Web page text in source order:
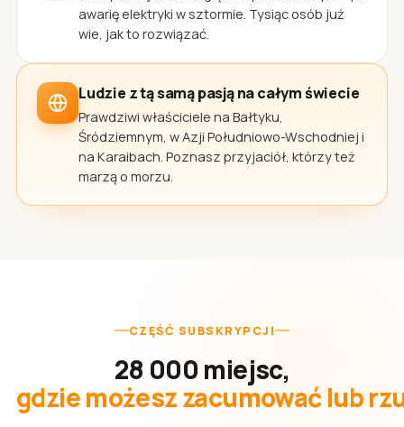
awarię elektryki w sztormie. Tysiąc osób już
wie, jak to rozwiązać.
Ludzie z tą samą pasją na całym świecie
Prawdziwi właściciele na Bałtyku,
Śródziemnym, w Azji Południowo-Wschodniej i
na Karaibach. Poznasz przyjaciół, którzy też
marzą o morzu.
CZĘŚĆ SUBSKRYPCJI
28 000 miejsc,
gdzie możesz zacumować lub